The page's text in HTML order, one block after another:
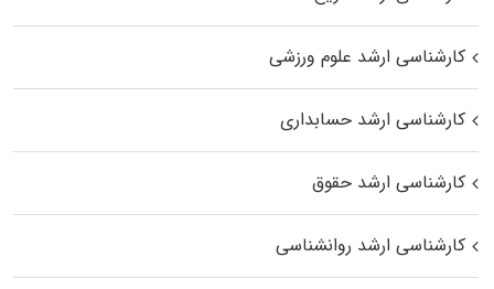
کارشناسی ارشد علوم ورزشی
کارشناسی ارشد حسابداری
کارشناسی ارشد حقوق
کارشناسی ارشد روانشناسی